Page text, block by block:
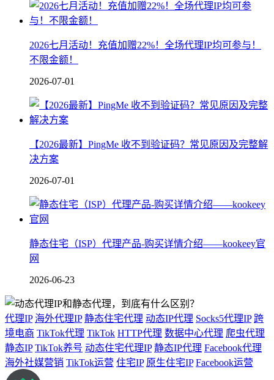
2026七月活动！充值加赠22%！全场代理IP均可参与！
不限金额！
2026-07-01
【2026最新】PingMe 收不到验证码？常见原因及完整解
决方案
2026-07-01
静态住宅（ISP）代理产品-购买详情介绍——kookeey官
网
2026-06-23
代理IP 海外代理IP 静态住宅代理 动态IP代理 Socks5代理IP 跨
境电商 TikTok代理 TikTok HTTP代理 数据中心代理 爬虫代理
静态IP TikTok养号 动态住宅代理IP 静态IP代理 Facebook代理
海外社媒营销 TikTok运营 住宅IP 原生住宅IP Facebook运营